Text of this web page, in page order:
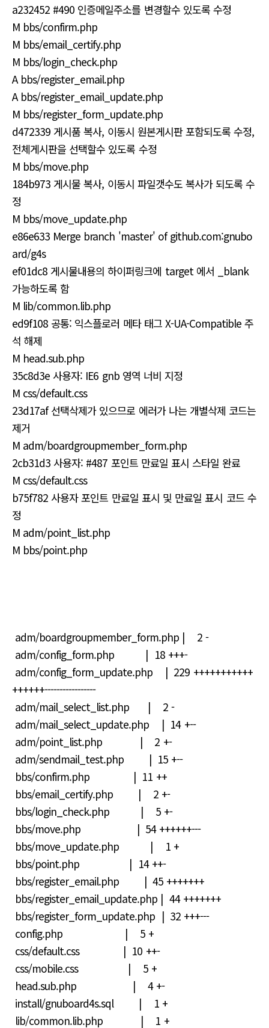
a232452 #490 인증메일주소를 변경할수 있도록 수정
M bbs/confirm.php
M bbs/email_certify.php
M bbs/login_check.php
A bbs/register_email.php
A bbs/register_email_update.php
M bbs/register_form_update.php
d472339 게시품 복사, 이동시 원본게시판 포함되도록 수정,
전체게시판을 선택할수 있도록 수정
M bbs/move.php
184b973 게시물 복사, 이동시 파일갯수도 복사가 되도록 수
정
M bbs/move_update.php
e86e633 Merge branch 'master' of github.com:gnubo
ard/g4s
ef01dc8 게시물내용의 하이퍼링크에 target 에서 _blank
가능하도록 함
M lib/common.lib.php
ed9f108 공통: 익스플로러 메타 태그 X-UA-Compatible 주
석 해제
M head.sub.php
35c8d3e 사용자: IE6 gnb 영역 너비 지정
M css/default.css
23d17af 선택삭제가 있으므로 에러가 나는 개별삭제 코드는
제거
M adm/boardgroupmember_form.php
2cb31d3 사용자: #487 포인트 만료일 표시 스타일 완료
M css/default.css
b75f782 사용자 포인트 만료일 표시 및 만료일 표시 코드 수
정
M adm/point_list.php
M bbs/point.php
adm/boardgroupmember_form.php | 2 -
adm/config_form.php | 18 +++-
adm/config_form_update.php | 229 +++++++++++
++++++-----------------
adm/mail_select_list.php | 2 -
adm/mail_select_update.php | 14 +--
adm/point_list.php | 2 +-
adm/sendmail_test.php | 15 +--
bbs/confirm.php | 11 ++
bbs/email_certify.php | 2 +-
bbs/login_check.php | 5 +-
bbs/move.php | 54 ++++++---
bbs/move_update.php | 1 +
bbs/point.php | 14 ++-
bbs/register_email.php | 45 +++++++
bbs/register_email_update.php | 44 +++++++
bbs/register_form_update.php | 32 +++---
config.php | 5 +
css/default.css | 10 ++-
css/mobile.css | 5 +
head.sub.php | 4 +-
install/gnuboard4s.sql | 1 +
lib/common.lib.php | 1 +